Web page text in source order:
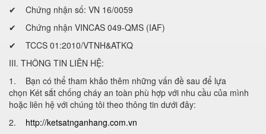
✔ Chứng nhận số: VN 16/0059
✔ Chứng nhận VINCAS 049-QMS (IAF)
✔ TCCS 01:2010/VTNH&ATKQ
III. THÔNG TIN LIÊN HỆ:
1. Bạn có thể tham khảo thêm những vấn đề sau để lựa
chọn Két sắt chống cháy an toàn phù hợp với nhu cầu của mình
hoặc liên hệ với chúng tôi theo thông tin dưới đây:
2. http://ketsatnganhang.com.vn